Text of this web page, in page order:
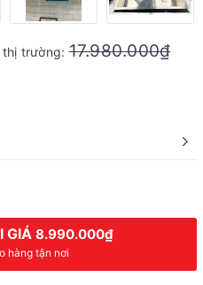
thị trường:17.980.000₫
GIÁ 8.990.000₫
hàng tận nơi